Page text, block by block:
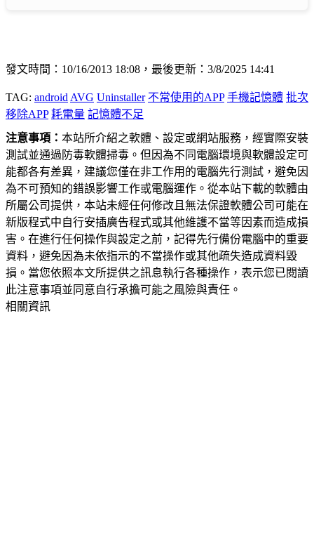
發文時間：10/16/2013 18:08，最後更新：3/8/2025 14:41
TAG: android AVG Uninstaller 不常使用的APP 手機記憶體 批次
移除APP 耗電量 記憶體不足
注意事項： 本站所介紹之軟體、設定或網站服務，經實際安裝
測試並通過防毒軟體掃毒。但因為不同電腦環境與軟體設定可
能都各有差異，建議您僅在非工作用的電腦先行測試，避免因
為不可預知的錯誤影響工作或電腦運作。從本站下載的軟體由
所屬公司提供，本站未經任何修改且無法保證軟體公司可能在
新版程式中自行安插廣告程式或其他維護不當等因素而造成損
害。在進行任何操作與設定之前，記得先行備份電腦中的重要
資料，避免因為未依指示的不當操作或其他疏失造成資料毀
損。當您依照本文所提供之訊息執行各種操作，表示您已閱讀
此注意事項並同意自行承擔可能之風險與責任。
相關資訊